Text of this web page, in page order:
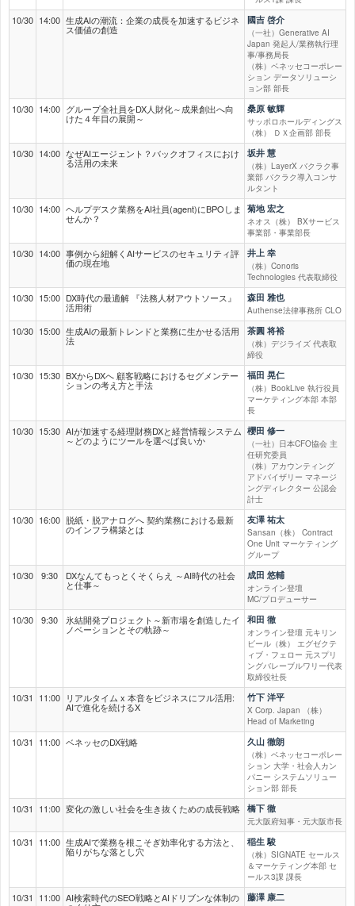
10/30 14:00 生成AIの潮流：企業の成長を加速するビジネ
ス価値の創造
國吉 啓介
（一社）Generative AI
Japan 発起人/業務執行理
事/事務局長
（株）ベネッセコーポレー
ション データソリューシ
ョン部 部長
10/30 14:00 グループ全社員をDX人財化～成果創出へ向
けた４年目の展開～
桑原 敏輝
サッポロホールディングス
（株） ＤＸ企画部 部長
10/30 14:00 なぜAIエージェント？バックオフィスにおけ
る活用の未来
坂井 慧
（株）LayerX バクラク事
業部 バクラク導入コンサ
ルタント
10/30 14:00 ヘルプデスク業務をAI社員(agent)にBPOしま
せんか？
菊地 宏之
ネオス（株） BXサービス
事業部・事業部長
10/30 14:00 事例から紐解くAIサービスのセキュリティ評
価の現在地
井上 幸
（株）Conoris
Technologies 代表取締役
10/30 15:00 DX時代の最適解 『法務人材アウトソース』
活用術
森田 雅也
Authense法律事務所 CLO
10/30 15:00 生成AIの最新トレンドと業務に生かせる活用
法
茶圓 将裕
（株）デジライズ 代表取
締役
10/30 15:30 BXからDXへ 顧客戦略におけるセグメンテー
ションの考え方と手法
福田 晃仁
（株）BookLive 執行役員
マーケティング本部 本部
長
10/30 15:30 AIが加速する経理財務DXと経営情報システム
～どのようにツールを選べば良いか
櫻田 修一
（一社）日本CFO協会 主
任研究委員
（株）アカウンティング
アドバイザリー マネージ
ングディレクター 公認会
計士
10/30 16:00 脱紙・脱アナログへ 契約業務における最新
のインフラ構築とは
友澤 祐太
Sansan（株） Contract
One Unit マーケティング
グループ
10/30 9:30 DXなんてもっとくそくらえ ～AI時代の社会
と仕事～
成田 悠輔
オンライン登壇
MC/プロデューサー
10/30 9:30 氷結開発プロジェクト～新市場を創造したイ
ノベーションとその軌跡～
和田 徹
オンライン登壇 元キリン
ビール（株） エグゼクテ
ィブ・フェロー 元スプリ
ングバレーブルワリー代表
取締役社長
10/31 11:00 リアルタイム x 本音をビジネスにフル活用:
AIで進化を続けるX
竹下 洋平
X Corp. Japan （株）
Head of Marketing
10/31 11:00 ベネッセのDX戦略 久山 徹朗
（株）ベネッセコーポレー
ション 大学・社会人カン
パニー システムソリュー
ション部 部長
10/31 11:00 変化の激しい社会を生き抜くための成長戦略 橋下 徹
元大阪府知事・元大阪市長
10/31 11:00 生成AIで業務を根こそぎ効率化する方法と、
陥りがちな落とし穴
稲生 駿
（株）SIGNATE セールス
＆マーケティング本部 セ
ールス3課 課長
10/31 11:00 AI検索時代のSEO戦略とAIドリブンな体制の 藤澤 康二